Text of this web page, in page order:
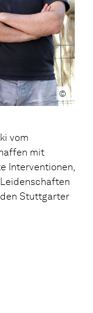
©
vom
mit
Interventionen,
Stuttgarter